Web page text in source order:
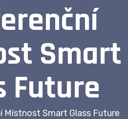
Smart
Future
Místnost Smart Glass Future